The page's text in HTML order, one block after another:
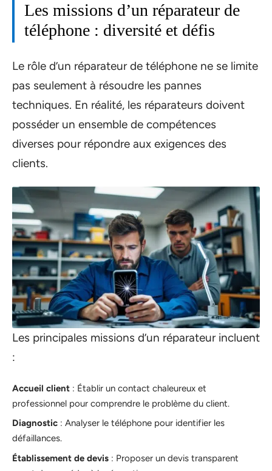
Les missions d’un réparateur de
téléphone : diversité et défis
Le rôle d’un réparateur de téléphone ne se limite
pas seulement à résoudre les pannes
techniques. En réalité, les réparateurs doivent
posséder un ensemble de compétences
diverses pour répondre aux exigences des
clients.
Les principales missions d’un réparateur incluent
:
Accueil client : Établir un contact chaleureux et
professionnel pour comprendre le problème du client.
Diagnostic : Analyser le téléphone pour identifier les
défaillances.
Établissement de devis : Proposer un devis transparent